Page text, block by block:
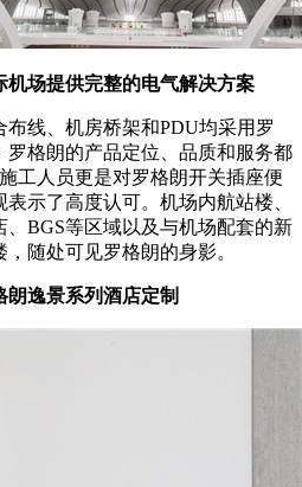
场提供完整的电气解决方案
线、机房桥架和PDU均采用罗
格朗的产品定位、品质和服务都
工人员更是对罗格朗开关插座便
示了高度认可。机场内航站楼、
BGS等区域以及与机场配套的新
随处可见罗格朗的身影。
景系列酒店定制